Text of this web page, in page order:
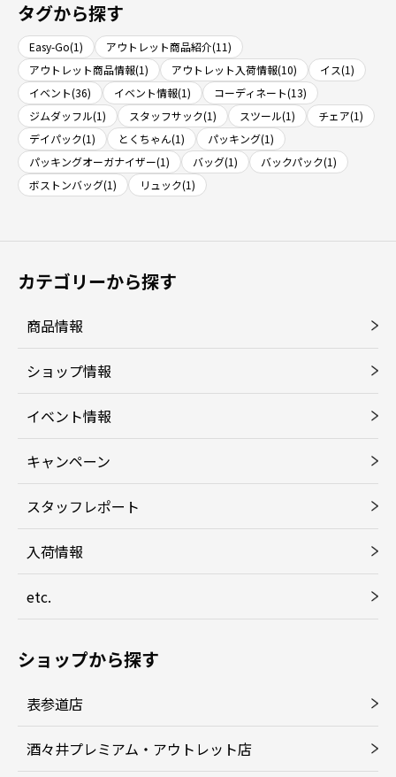
タグから探す
Easy-Go(1)
アウトレット商品紹介(11)
アウトレット商品情報(1)
アウトレット入荷情報(10)
イス(1)
イベント(36)
イベント情報(1)
コーディネート(13)
ジムダッフル(1)
スタッフサック(1) スツール(1)
チェア(1)
デイパック(1)
とくちゃん(1)
パッキング(1)
パッキングオーガナイザー(1)
バッグ(1)
バックパック(1)
ボストンバッグ(1)
リュック(1)
カテゴリーから探す
商品情報
ショップ情報
イベント情報
キャンペーン
スタッフレポート
入荷情報
etc.
ショップから探す
表参道店
酒々井プレミアム・アウトレット店